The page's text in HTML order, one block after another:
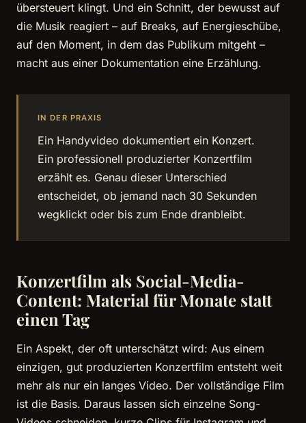
übersteuert klingt. Und ein Schnitt, der bewusst auf
die Musik reagiert – auf Breaks, auf Energieschübe,
auf den Moment, in dem das Publikum mitgeht –
macht aus einer Dokumentation eine Erzählung.
IN DER PRAXIS
Ein Handyvideo dokumentiert ein Konzert.
Ein professionell produzierter Konzertfilm
erzählt es. Genau dieser Unterschied
entscheidet, ob jemand nach 30 Sekunden
wegklickt oder bis zum Ende dranbleibt.
Konzertfilm als Social-Media-
Content: Material für Monate statt
einen Tag
Ein Aspekt, der oft unterschätzt wird: Aus einem
einzigen, gut produzierten Konzertfilm entsteht weit
mehr als nur ein langes Video. Der vollständige Film
ist die Basis. Daraus lassen sich einzelne Song-